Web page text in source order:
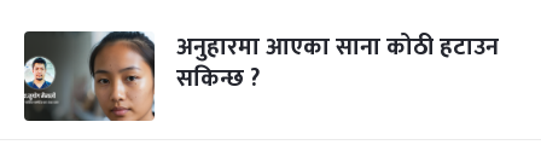
अनुहारमा आएका साना कोठी हटाउन
सकिन्छ ?